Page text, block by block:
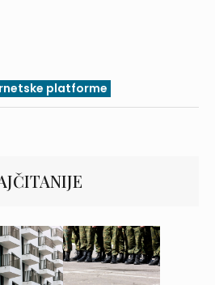
platforme